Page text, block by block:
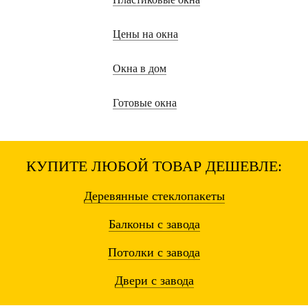
Цены на окна
Окна в дом
Готовые окна
КУПИТЕ ЛЮБОЙ ТОВАР ДЕШЕВЛЕ:
Деревянные стеклопакеты
Балконы с завода
Потолки с завода
Двери с завода